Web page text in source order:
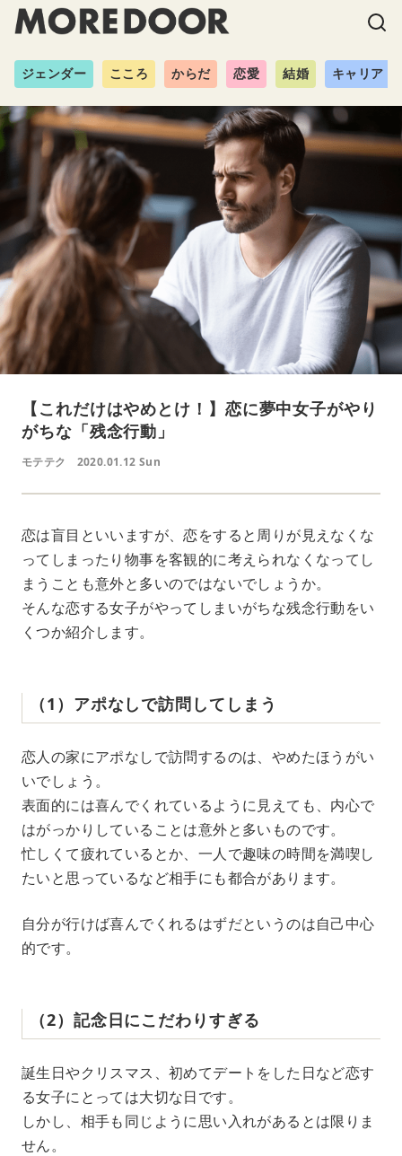
ジェンダー こころ からだ 恋愛 結婚 キャリア
【これだけはやめとけ！】恋に夢中女子がやり
がちな「残念行動」
モテテク 2020.01.12 Sun
恋は盲目といいますが、恋をすると周りが見えなくな
ってしまったり物事を客観的に考えられなくなってし
まうことも意外と多いのではないでしょうか。
そんな恋する女子がやってしまいがちな残念行動をい
くつか紹介します。
（1）アポなしで訪問してしまう
恋人の家にアポなしで訪問するのは、やめたほうがい
いでしょう。
表面的には喜んでくれているように見えても、内心で
はがっかりしていることは意外と多いものです。
忙しくて疲れているとか、一人で趣味の時間を満喫し
たいと思っているなど相手にも都合があります。
自分が行けば喜んでくれるはずだというのは自己中心
的です。
（2）記念日にこだわりすぎる
誕生日やクリスマス、初めてデートをした日など恋す
る女子にとっては大切な日です。
しかし、相手も同じように思い入れがあるとは限りま
せん。